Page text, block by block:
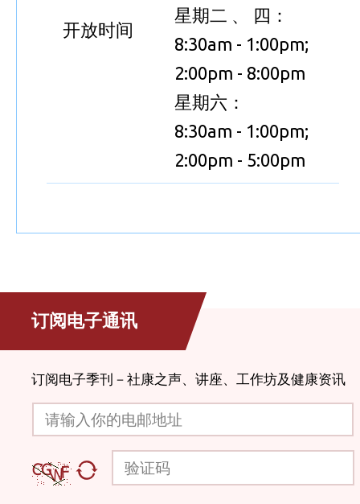
开放时间
星期二 、 四：
8:30am - 1:00pm;
2:00pm - 8:00pm
星期六：
8:30am - 1:00pm;
2:00pm - 5:00pm
订阅电子通讯
订阅电子季刊－社康之声、讲座、工作坊及健康资讯
请输入你的电邮地址
验证码